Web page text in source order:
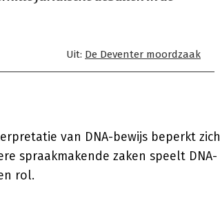
Uit: De Deventer moordzaak
van DNA-bewijs beperkt zich
spraakmakende zaken speelt DNA-
rol.